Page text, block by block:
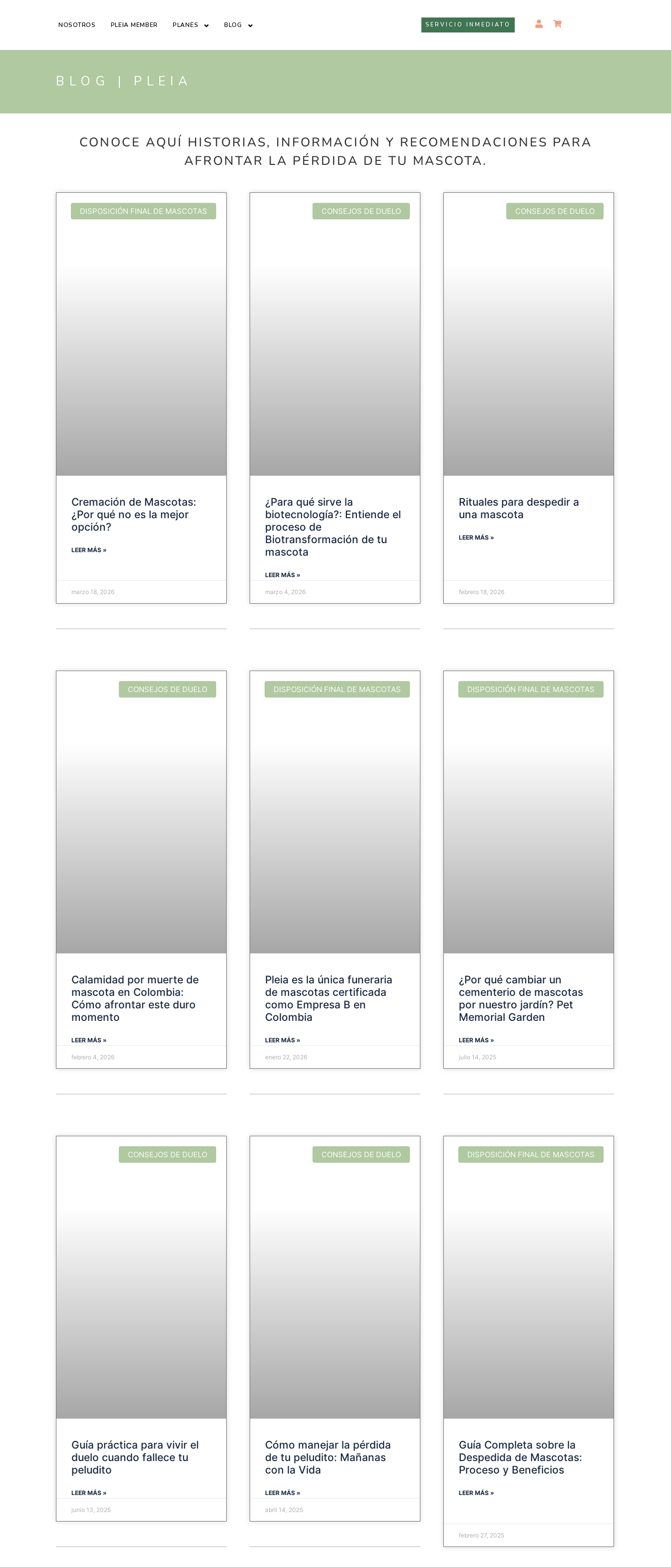
NOSOTROS PLEIA MEMBER PLANES BLOG SERVICIO INMEDIATO
BLOG | PLEIA
CONOCE AQUÍ HISTORIAS, INFORMACIÓN Y RECOMENDACIONES PARA
AFRONTAR LA PÉRDIDA DE TU MASCOTA.
DISPOSICIÓN FINAL DE MASCOTAS
Cremación de Mascotas:
¿Por qué no es la mejor
opción?
LEER MÁS »
marzo 18, 2026
CONSEJOS DE DUELO
¿Para qué sirve la
biotecnología?: Entiende el
proceso de
Biotransformación de tu
mascota
LEER MÁS »
marzo 4, 2026
CONSEJOS DE DUELO
Rituales para despedir a
una mascota
LEER MÁS »
febrero 18, 2026
CONSEJOS DE DUELO
Calamidad por muerte de
mascota en Colombia:
Cómo afrontar este duro
momento
LEER MÁS »
febrero 4, 2026
DISPOSICIÓN FINAL DE MASCOTAS
Pleia es la única funeraria
de mascotas certificada
como Empresa B en
Colombia
LEER MÁS »
enero 22, 2026
DISPOSICIÓN FINAL DE MASCOTAS
¿Por qué cambiar un
cementerio de mascotas
por nuestro jardín? Pet
Memorial Garden
LEER MÁS »
julio 14, 2025
CONSEJOS DE DUELO
Guía práctica para vivir el
duelo cuando fallece tu
peludito
LEER MÁS »
junio 13, 2025
CONSEJOS DE DUELO
Cómo manejar la pérdida
de tu peludito: Mañanas
con la Vida
LEER MÁS »
abril 14, 2025
DISPOSICIÓN FINAL DE MASCOTAS
Guía Completa sobre la
Despedida de Mascotas:
Proceso y Beneficios
LEER MÁS »
febrero 27, 2025